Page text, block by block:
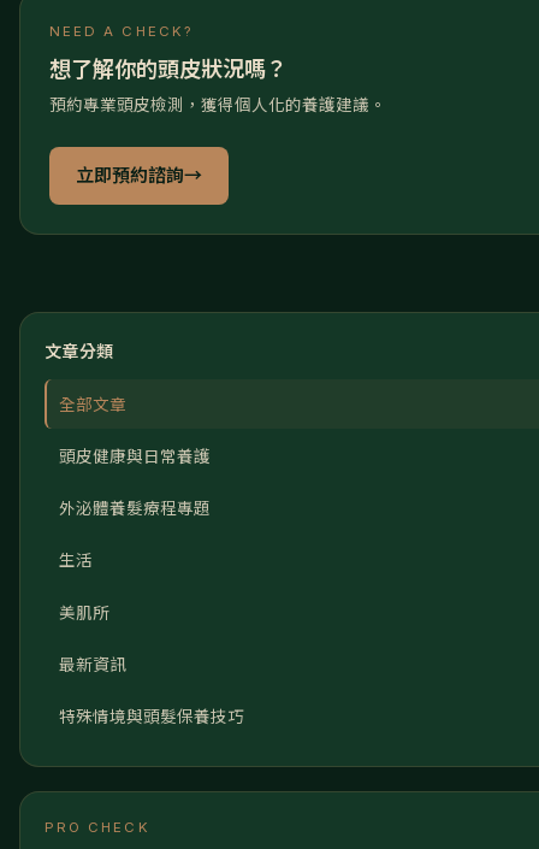
NEED A CHECK?
想了解你的頭皮狀況嗎？
預約專業頭皮檢測，獲得個人化的養護建議。
立即預約諮詢→
文章分類
全部文章
頭皮健康與日常養護
外泌體養髮療程專題
生活
美肌所
最新資訊
特殊情境與頭髮保養技巧
PRO CHECK